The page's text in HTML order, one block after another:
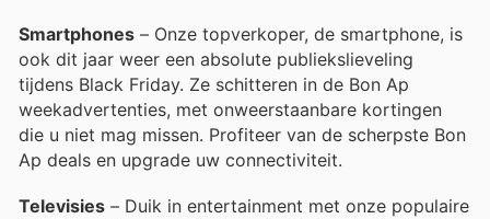
Smartphones – Onze topverkoper, de smartphone, is
ook dit jaar weer een absolute publiekslieveling
tijdens Black Friday. Ze schitteren in de Bon Ap
weekadvertenties, met onweerstaanbare kortingen
die u niet mag missen. Profiteer van de scherpste Bon
Ap deals en upgrade uw connectiviteit.
Televisies – Duik in entertainment met onze populaire